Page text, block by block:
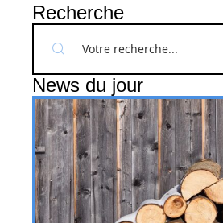
Recherche
News du jour